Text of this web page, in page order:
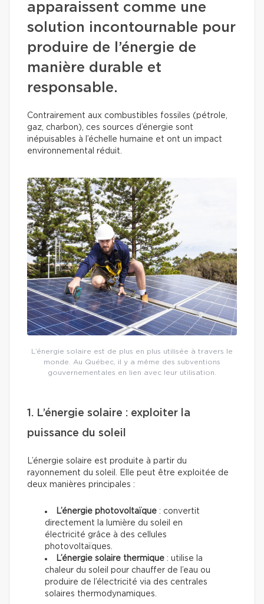
apparaissent comme une
solution incontournable pour
produire de l’énergie de
manière durable et
responsable.
Contrairement aux combustibles fossiles (pétrole,
gaz, charbon), ces sources d’énergie sont
inépuisables à l’échelle humaine et ont un impact
environnemental réduit.
L’énergie solaire est de plus en plus utilisée à travers le
monde. Au Québec, il y a même des subventions
gouvernementales en lien avec leur utilisation.
1. L’énergie solaire : exploiter la
puissance du soleil
L’énergie solaire est produite à partir du
rayonnement du soleil. Elle peut être exploitée de
deux manières principales :
L’énergie photovoltaïque : convertit
directement la lumière du soleil en
électricité grâce à des cellules
photovoltaïques.
L’énergie solaire thermique : utilise la
chaleur du soleil pour chauffer de l’eau ou
produire de l’électricité via des centrales
solaires thermodynamiques.